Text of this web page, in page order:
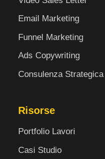
Email Marketing
Funnel Marketing
Ads Copywriting
Consulenza Strategica
Risorse
Portfolio Lavori
Casi Studio